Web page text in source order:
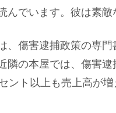
んでいます。彼は素敵
、傷害逮捕政策の専
隣の本屋では、傷害
ント以上も売上高が